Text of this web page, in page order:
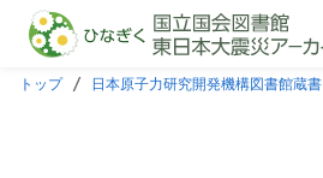
本文に飛ぶ
トップ 日本原子力研究開発機構図書館蔵書